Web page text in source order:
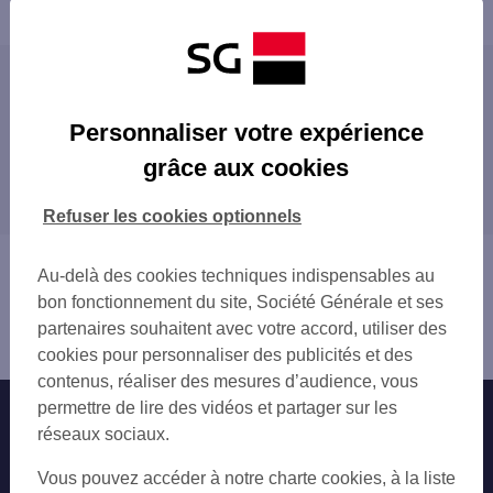
Les agences SG ENTREPRISE dans les villes
MONTPELLIER
CASTELNAU-LE-LEZ
LATTES
LUNEL
MAUGUIO
MÈZE
SÈTE
Les agences SG ENTREPRISE dans les
11 AUDE
30 GARD
81 TARN
Entreprise
Hérault
Nos engagements Nous contacter
Autres sites SG
Personnaliser votre expérience
grâce aux cookies
Au-delà des cookies techniques indispensables au
bon fonctionnement du site, Société Générale et ses
partenaires souhaitent avec votre accord, utiliser des
cookies pour personnaliser des publicités et des
contenus, réaliser des mesures d’audience, vous
permettre de lire des vidéos et partager sur les
réseaux sociaux.
Vous pouvez accéder à notre charte cookies, à la liste
Refuser les cookies optionnels